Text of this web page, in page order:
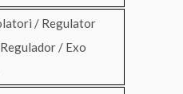
/ Regulator
/ Exo